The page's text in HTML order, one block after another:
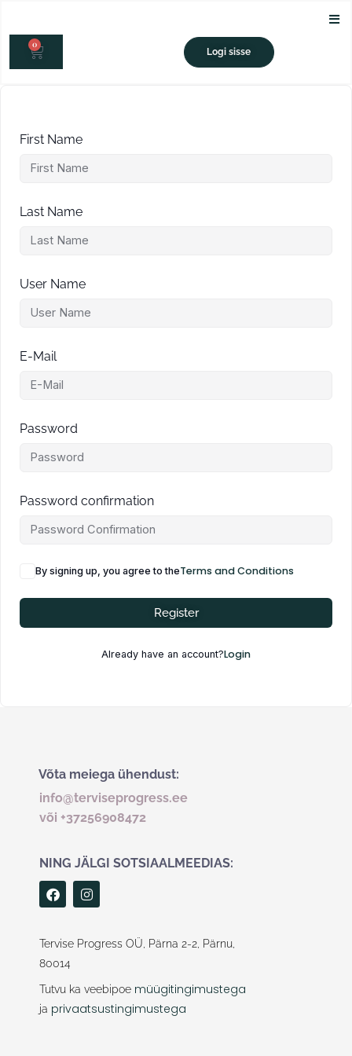
content
0
CART Logi sisse
First Name
Last Name
User Name
E-Mail
Password
Password confirmation
By signing up, you agree to theTerms and Conditions
Register
Already have an account?Login
Võta meiega ühendust:
info@terviseprogress.ee
või +37256908472
NING JÄLGI SOTSIAALMEEDIAS:
F
a
c
b
o
o
I
n
s
a
g
m
Tervise Progress OÜ, Pärna 2-2, Pärnu,
80014
Tutvu ka veebipoe müügitingimustega
ja privaatsustingimustega